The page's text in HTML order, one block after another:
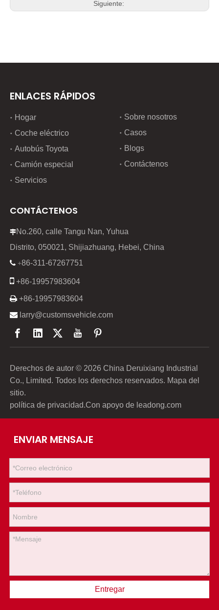
Siguiente:
ENLACES RÁPIDOS
Hogar
Coche eléctrico
Autobús Toyota
Camión especial
Servicios
Sobre nosotros
Casos
Blogs
Contáctenos
CONTÁCTENOS
No.260, calle Tangu Nan, Yuhua
Distrito, 050021, Shijiazhuang, Hebei, China
 +86-311-67267751
 +86-19957983604
 +86-19957983604
 larry@customsvehicle.com
Derechos de autor © 2026 China Deruixiang Industrial
Co., Limited. Todos los derechos reservados. Mapa del
sitio.
política de privacidad.Con apoyo de leadong.com
ENVIAR MENSAJE
Entregar